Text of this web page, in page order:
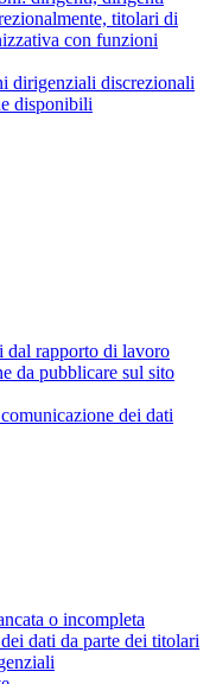
titolari di
con funzioni
dirigenziali discrezionali
disponibili
dal rapporto di lavoro
da pubblicare sul sito
dei dati
o incompleta
dati da parte dei titolari